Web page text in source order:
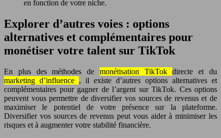
en fonction de votre niche.
Explorer d’autres voies : options
alternatives et complémentaires pour
monétiser votre talent sur TikTok
En plus des méthodes de monétisation TikTokdirecte et du
marketing d’influence , il existe d’autres options alternatives et
complémentaires pour gagner de l’argent sur TikTok. Ces options
peuvent vous permettre de diversifier vos sources de revenus et de
maximiser le potentiel de votre présence sur la plateforme.
Diversifier vos sources de revenus peut vous aider à minimiser les
risques et à augmenter votre stabilité financière.